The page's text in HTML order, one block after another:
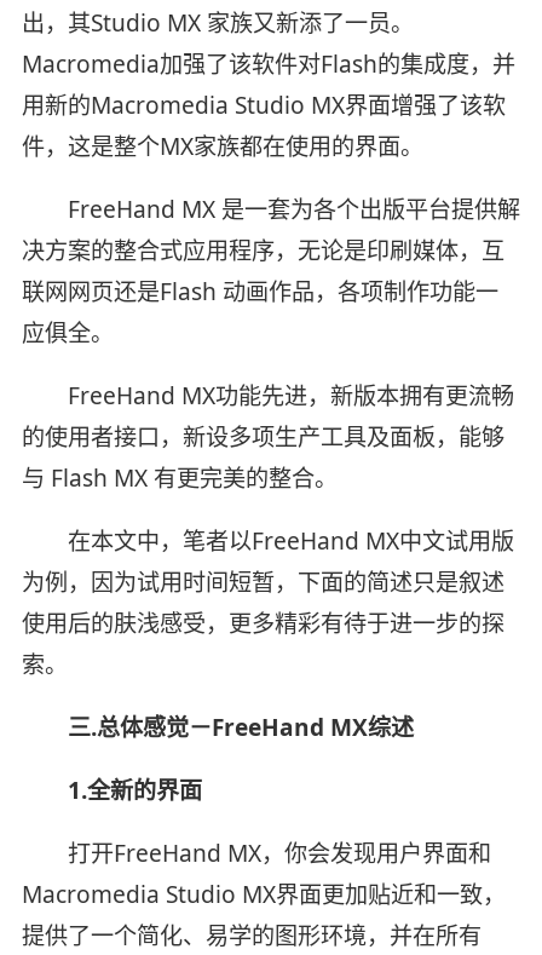
出，其Studio MX 家族又新添了一员。
Macromedia加强了该软件对Flash的集成度，并
用新的Macromedia Studio MX界面增强了该软
件，这是整个MX家族都在使用的界面。
FreeHand MX 是一套为各个出版平台提供解
决方案的整合式应用程序，无论是印刷媒体，互
联网网页还是Flash 动画作品，各项制作功能一
应俱全。
FreeHand MX功能先进，新版本拥有更流畅
的使用者接口，新设多项生产工具及面板，能够
与 Flash MX 有更完美的整合。
在本文中，笔者以FreeHand MX中文试用版
为例，因为试用时间短暂，下面的简述只是叙述
使用后的肤浅感受，更多精彩有待于进一步的探
索。
三.总体感觉－FreeHand MX综述
1.全新的界面
打开FreeHand MX，你会发现用户界面和
Macromedia Studio MX界面更加贴近和一致，
提供了一个简化、易学的图形环境，并在所有